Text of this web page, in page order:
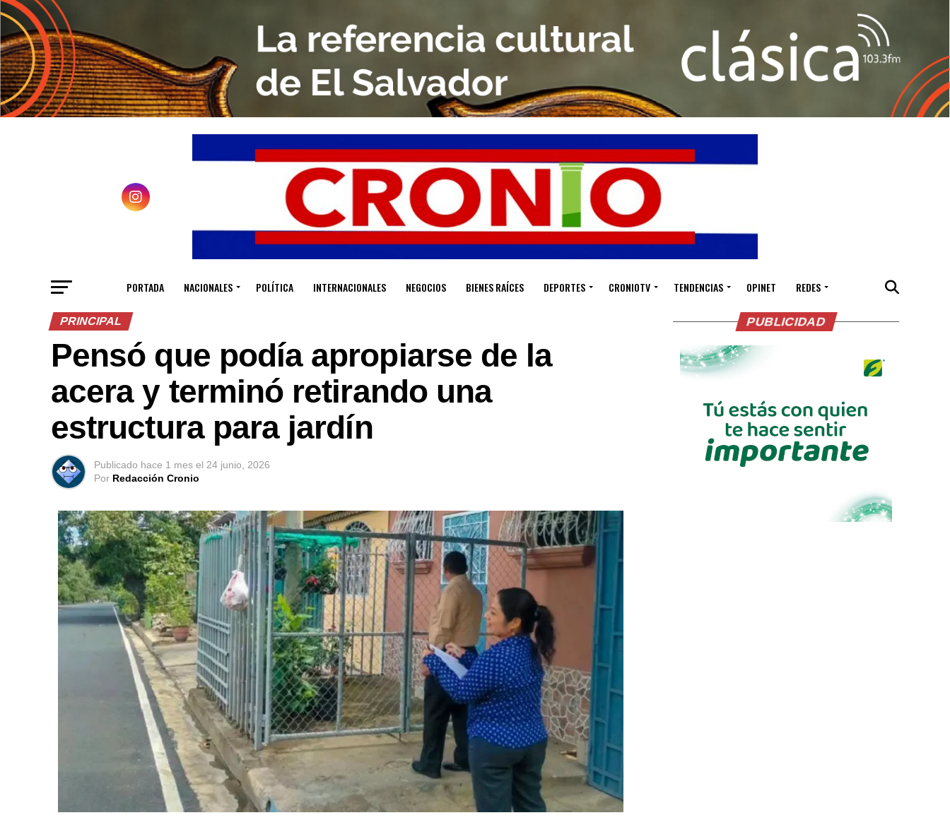
PORTADA NACIONALES POLÍTICA INTERNACIONALES NEGOCIOS BIENES RAÍCES DEPORTES CRONIOTV TENDENCIAS OPINET REDES
PRINCIPAL
Pensó que podía apropiarse de la
acera y terminó retirando una
estructura para jardín
Publicado hace 1 mes el 24 junio, 2026
Por Redacción Cronio
PUBLICIDAD